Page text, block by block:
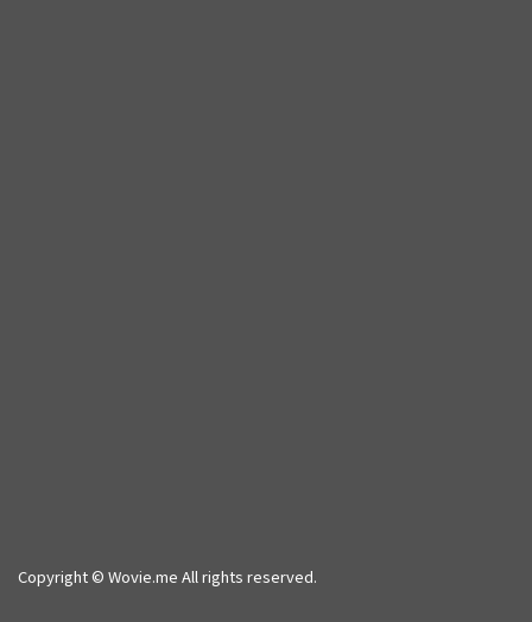
Copyright © Wovie.me All rights reserved.